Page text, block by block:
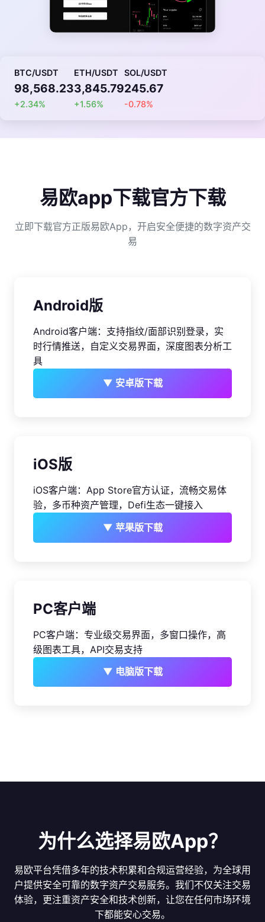
BTC/USDT
98,568.23
+2.34%
ETH/USDT
3,845.79
+1.56%
SOL/USDT
245.67
-0.78%
易欧app下载官方下载
立即下载官方正版易欧App，开启安全便捷的数字资产交
易
Android版
Android客户端：支持指纹/面部识别登录，实
时行情推送，自定义交易界面，深度图表分析工
具
▼ 安卓版下载
iOS版
iOS客户端：App Store官方认证，流畅交易体
验，多币种资产管理，Defi生态一键接入
▼ 苹果版下载
PC客户端
PC客户端：专业级交易界面，多窗口操作，高
级图表工具，API交易支持
▼ 电脑版下载
为什么选择易欧App？
易欧平台凭借多年的技术积累和合规运营经验，为全球用
户提供安全可靠的数字资产交易服务。我们不仅关注交易
体验，更注重资产安全和技术创新，让您在任何市场环境
下都能安心交易。